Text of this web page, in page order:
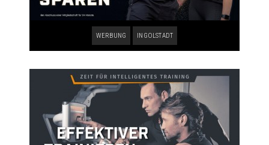
WERBUNG INGOLSTADT